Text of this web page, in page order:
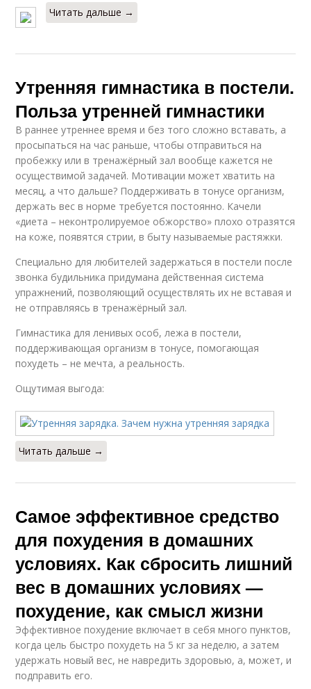
Читать дальше →
Утренняя гимнастика в постели.
Польза утренней гимнастики
В раннее утреннее время и без того сложно вставать, а
просыпаться на час раньше, чтобы отправиться на
пробежку или в тренажёрный зал вообще кажется не
осуществимой задачей. Мотивации может хватить на
месяц, а что дальше? Поддерживать в тонусе организм,
держать вес в норме требуется постоянно. Качели
«диета – неконтролируемое обжорство» плохо отразятся
на коже, появятся стрии, в быту называемые растяжки.
Специально для любителей задержаться в постели после
звонка будильника придумана действенная система
упражнений, позволяющий осуществлять их не вставая и
не отправляясь в тренажёрный зал.
Гимнастика для ленивых особ, лежа в постели,
поддерживающая организм в тонусе, помогающая
похудеть – не мечта, а реальность.
Ощутимая выгода:
Читать дальше →
Самое эффективное средство
для похудения в домашних
условиях. Как сбросить лишний
вес в домашних условиях —
похудение, как смысл жизни
Эффективное похудение включает в себя много пунктов,
когда цель быстро похудеть на 5 кг за неделю, а затем
удержать новый вес, не навредить здоровью, а, может, и
подправить его.